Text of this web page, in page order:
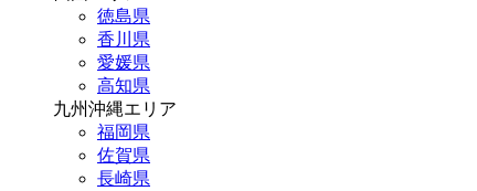
徳島県
香川県
愛媛県
高知県
九州沖縄エリア
福岡県
佐賀県
長崎県